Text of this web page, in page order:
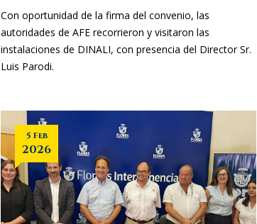
Con oportunidad de la firma del convenio, las
autoridades de AFE recorrieron y visitaron las
instalaciones de DINALI, con presencia del Director Sr.
Luis Parodi.
5 Feb
2026